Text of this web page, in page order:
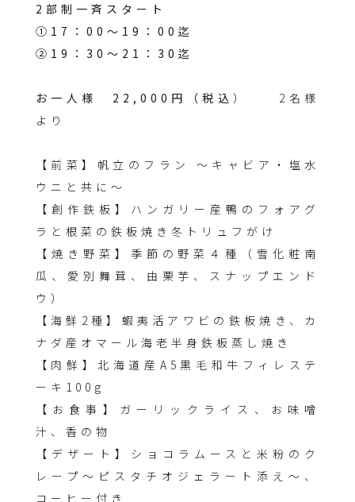
2部制一斉スタート
①17：00～19：00迄
②19：30～21：30迄
お一人様 22,000円（税込） 2名様
より
【前菜】帆立のフラン ～キャビア・塩水
ウニと共に～
【創作鉄板】ハンガリー産鴨のフォアグ
ラと根菜の鉄板焼き冬トリュフがけ
【焼き野菜】季節の野菜４種（雪化粧南
瓜、愛別舞茸、由栗芋、スナップエンド
ウ）
【海鮮2種】蝦夷活アワビの鉄板焼き、カ
ナダ産オマール海老半身鉄板蒸し焼き
【肉鮮】北海道産A5黒毛和牛フィレステ
ーキ100g
【お食事】ガーリックライス、お味噌
汁、香の物
【デザート】ショコラムースと米粉のク
レープ〜ピスタチオジェラート添え〜、
コーヒー付き